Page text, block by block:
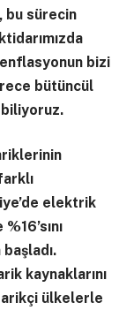
bu sürecin
bizi
bütüncül
elektrik
kaynaklarını
ülkelerle